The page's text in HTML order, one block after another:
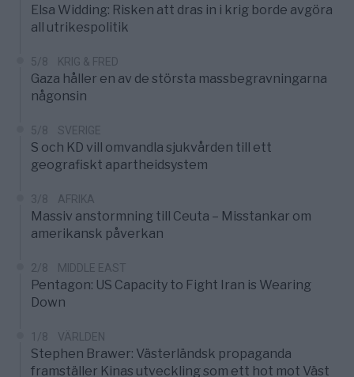
Elsa Widding: Risken att dras in i krig borde avgöra
all utrikespolitik
5/8 KRIG & FRED
Gaza håller en av de största massbegravningarna
någonsin
5/8 SVERIGE
S och KD vill omvandla sjukvården till ett
geografiskt apartheidsystem
3/8 AFRIKA
Massiv anstormning till Ceuta – Misstankar om
amerikansk påverkan
2/8 MIDDLE EAST
Pentagon: US Capacity to Fight Iran is Wearing
Down
1/8 VÄRLDEN
Stephen Brawer: Västerländsk propaganda
framställer Kinas utveckling som ett hot mot Väst